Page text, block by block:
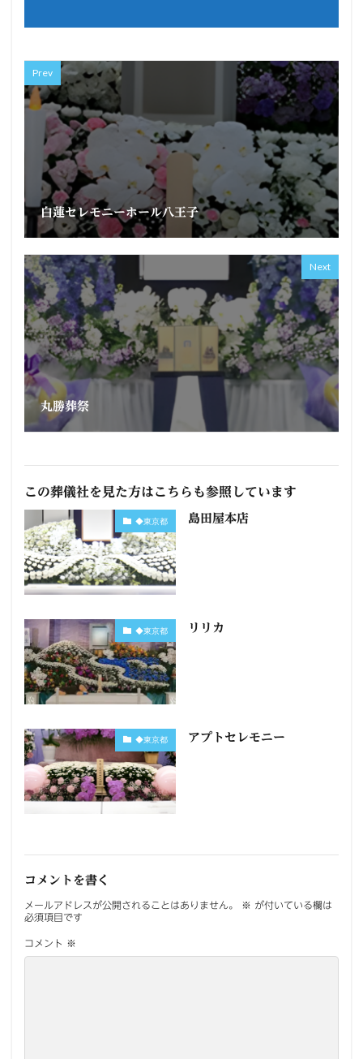
Prev
白蓮セレモニーホール八王子
Next
丸勝葬祭
この葬儀社を見た方はこちらも参照しています
◆東京都 島田屋本店
◆東京都 リリカ
◆東京都 アプトセレモニー
コメントを書く
メールアドレスが公開されることはありません。 ※ が付いている欄は
必須項目です
コメント ※